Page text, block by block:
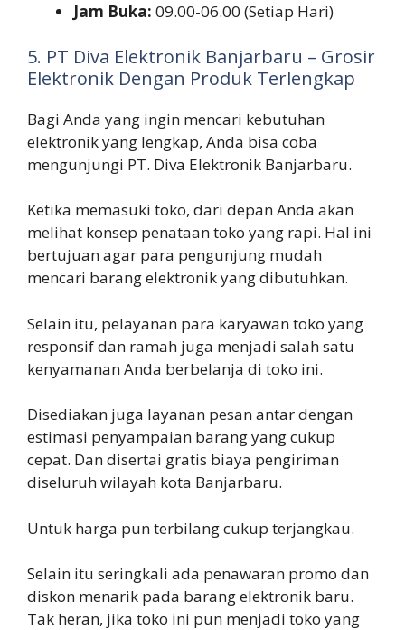
Jam Buka: 09.00-06.00 (Setiap Hari)
5. PT Diva Elektronik Banjarbaru – Grosir
Elektronik Dengan Produk Terlengkap
Bagi Anda yang ingin mencari kebutuhan
elektronik yang lengkap, Anda bisa coba
mengunjungi PT. Diva Elektronik Banjarbaru.
Ketika memasuki toko, dari depan Anda akan
melihat konsep penataan toko yang rapi. Hal ini
bertujuan agar para pengunjung mudah
mencari barang elektronik yang dibutuhkan.
Selain itu, pelayanan para karyawan toko yang
responsif dan ramah juga menjadi salah satu
kenyamanan Anda berbelanja di toko ini.
Disediakan juga layanan pesan antar dengan
estimasi penyampaian barang yang cukup
cepat. Dan disertai gratis biaya pengiriman
diseluruh wilayah kota Banjarbaru.
Untuk harga pun terbilang cukup terjangkau.
Selain itu seringkali ada penawaran promo dan
diskon menarik pada barang elektronik baru.
Tak heran, jika toko ini pun menjadi toko yang